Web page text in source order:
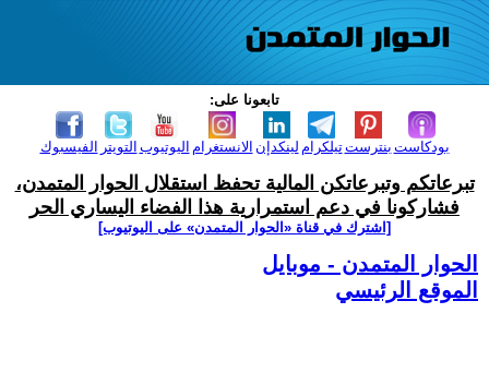
تابعونا على:
الفيسبوك التويتر اليوتيوب الانستغرام لينكدإن تيلكرامبنترست بودكاست
تبرعاتكم وتبرعاتكن المالية تحفظ استقلال الحوار المتمدن،
فشاركونا في دعم استمرارية هذا الفضاء اليساري الحر
[اشترك في قناة ‫«الحوار المتمدن» على اليوتيوب]
الحوار المتمدن - موبايل
الموقع الرئيسي